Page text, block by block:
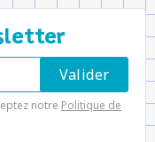
notre Politique de